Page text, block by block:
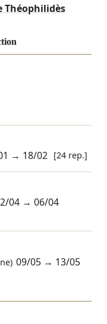
Théophilidès
→ 18/02 [24 rep.]
04 →06/04
09/05 → 13/05